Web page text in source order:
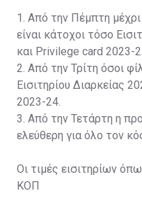
1. Από την Πέμπτη
είναι κάτοχοι τόσο
και Privilege card 2023-
2. Από την Τρίτη όσοι
Εισιτηρίου Διαρκείας
2023-24.
3. Από την Τετάρτη η
ελεύθερη για όλο τον
Οι τιμές εισιτηρίων
ΚΟΠ